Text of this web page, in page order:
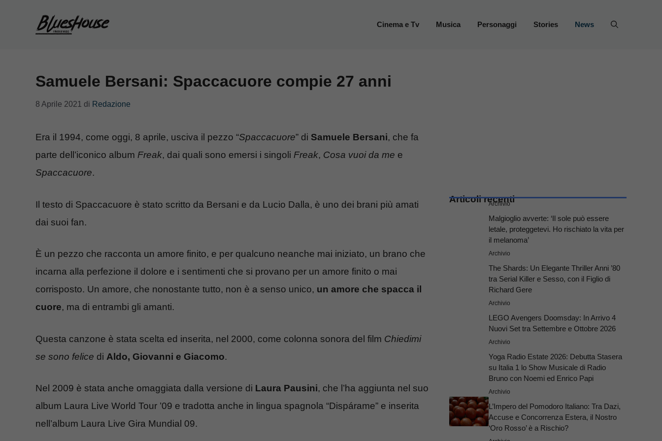
Cinema e Tv Musica Personaggi Stories News
Samuele Bersani: Spaccacuore compie 27 anni
8 Aprile 2021 di Redazione
Era il 1994, come oggi, 8 aprile, usciva il pezzo “Spaccacuore” di Samuele Bersani, che fa
parte dell’iconico album Freak, dai quali sono emersi i singoli Freak, Cosa vuoi da me e
Spaccacuore.
Il testo di Spaccacuore è stato scritto da Bersani e da Lucio Dalla, è uno dei brani più amati
dai suoi fan.
È un pezzo che racconta un amore finito, e per qualcuno neanche mai iniziato, un brano che
incarna alla perfezione il dolore e i sentimenti che si provano per un amore finito o mai
corrisposto. Un amore, che nonostante tutto, non è a senso unico, un amore che spacca il
cuore, ma di entrambi gli amanti.
Questa canzone è stata scelta ed inserita, nel 2000, come colonna sonora del film Chiedimi
se sono felice di Aldo, Giovanni e Giacomo.
Nel 2009 è stata anche omaggiata dalla versione di Laura Pausini, che l’ha aggiunta nel suo
album Laura Live World Tour ’09 e tradotta anche in lingua spagnola “Dispárame” e inserita
nell’album Laura Live Gira Mundial 09.
Articoli recenti
Archivio
Malgioglio avverte: ‘Il sole può essere
letale, proteggetevi. Ho rischiato la vita per
il melanoma’
Archivio
The Shards: Un Elegante Thriller Anni ’80
tra Serial Killer e Sesso, con il Figlio di
Richard Gere
Archivio
LEGO Avengers Doomsday: In Arrivo 4
Nuovi Set tra Settembre e Ottobre 2026
Archivio
Yoga Radio Estate 2026: Debutta Stasera
su Italia 1 lo Show Musicale di Radio
Bruno con Noemi ed Enrico Papi
Archivio
L’Impero del Pomodoro Italiano: Tra Dazi,
Accuse e Concorrenza Estera, il Nostro
‘Oro Rosso’ è a Rischio?